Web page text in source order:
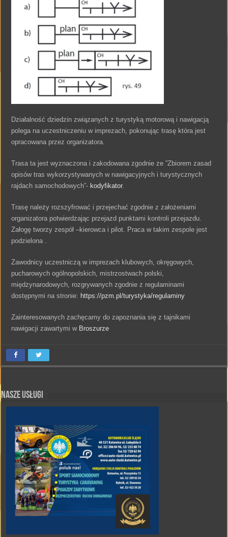
Działalność dziedzin związanych z turystyką motorową i nawigacją
polega na uczestniczeniu w imprezach, pokonując trasę która jest
opracowana przez organizatora.
Trasa ta jest wyznaczona i zakodowana zgodnie ze ”Zbiorem zasad
opisów tras wykorzystywanych w nawigacyjnych i turystycznych
rajdach samochodowych”- kodyfikator.
Trasę należy rozszyfrować i przejechać zgodnie z założeniami
organizatora potwierdzając przejazd punktami kontroli przejazdu.
Załogę tworzy zespół –kierowca i pilot. Praca w takim zespole jest
podzielona .
Zawodnicy uczestniczą w imprezach klubowych, okręgowych,
pucharowych ogólnopolskich, mistrzostwach polski,
międzynarodowych, rozgrywanych zgodnie z regulaminami
dostępnymi na stronie: https://pzm.pl/turystyka/regulaminy
Zainteresowanych zachęcamy do zapoznania się z tajnikami
nawigacji zawartymi w Broszurze
Nasze Usługi